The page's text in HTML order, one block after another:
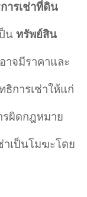
ารเช่าที่ดิน
น ทรัพย์สิน
าจมีราคาและ
ธิการเช่าให้แก่
รผิดกฎหมาย
เป็นโมฆะโดย